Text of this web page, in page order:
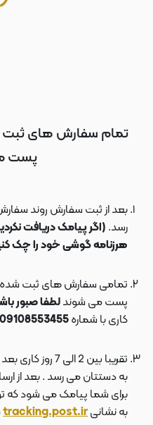
تمام سفارش های ثبت
پست
بعد از ثبت سفارش روند
رسد.
هرزنامه گوشی خود را چک
تمامی سفارش های ثبت شده
پست می شوندلطفا صبور
کاری با شماره
تقریبا بین 2
به دستتان می رسد . بعد از
برای شما پیامک می شود که
به نشانیtracking.post.ir